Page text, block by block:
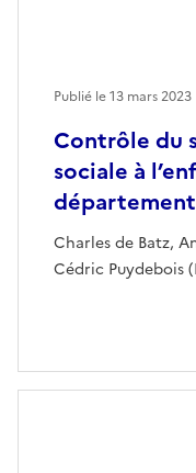
Contrôle du
sociale à
Charles de Batz,
Cédric Puydebois
Publié le13 mars 2023